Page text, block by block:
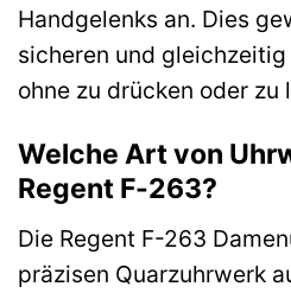
Handgelenks an. Dies
sicheren und
ohne zu drücken oder zu
Welche Art von
Regent F-263?
Die Regent F-263
präzisen Quarzuhrwerk